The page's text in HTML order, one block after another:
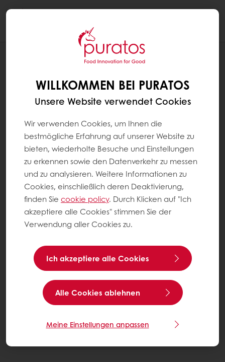
REZEPTE
WILLKOMMEN BEI PURATOS
Unsere Website verwendet Cookies
Wir verwenden Cookies, um Ihnen die
bestmögliche Erfahrung auf unserer Website zu
bieten, wiederholte Besuche und Einstellungen
zu erkennen sowie den Datenverkehr zu messen
und zu analysieren. Weitere Informationen zu
Cookies, einschließlich deren Deaktivierung,
finden Sie cookie policy. Durch Klicken auf "Ich
akzeptiere alle Cookies" stimmen Sie der
Verwendung aller Cookies zu.
Ich akzeptiere alle Cookies
Alle Cookies ablehnen
Meine Einstellungen anpassen